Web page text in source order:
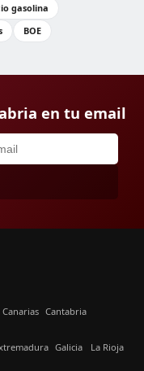
gasolina
BOE
en tu email
Canarias Cantabria
Galicia La Rioja